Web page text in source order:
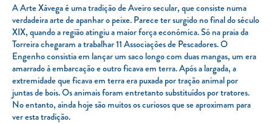
A Arte Xávega é uma tradição de Aveiro secular, que consiste numa
verdadeira arte de apanhar o peixe. Parece ter surgido no final do século
XIX, quando a região atingiu a maior força económica. Só na praia da
Torreira chegaram a trabalhar 11 Associações de Pescadores. O
Engenho consistia em lançar um saco longo com duas mangas, um era
amarrado à embarcação e outro ficava em terra. Após a largada, a
extremidade que ficava em terra era puxada por tração animal por
juntas de bois. Os animais foram entretanto substituídos por tratores.
No entanto, ainda hoje são muitos os curiosos que se aproximam para
ver esta tradição.